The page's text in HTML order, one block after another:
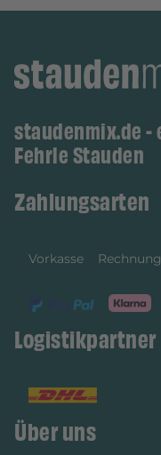
staudenmix.de -
Fehrle Stauden
Zahlungsarten
Vorkasse Rechnung
Logistikpartner
Über uns